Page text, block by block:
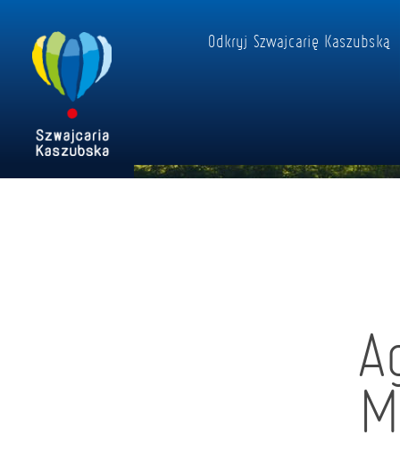
Odkryj Szwajcarię Kaszubską